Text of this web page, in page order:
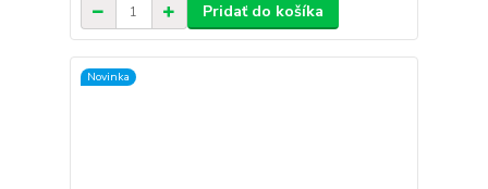
Pridať do košíka
Novinka